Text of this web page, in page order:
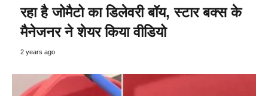
रहा है जोमैटो का डिलेवरी बॉय, स्टार बक्स के
मैनेजनर ने शेयर किया वीडियो
2 years ago